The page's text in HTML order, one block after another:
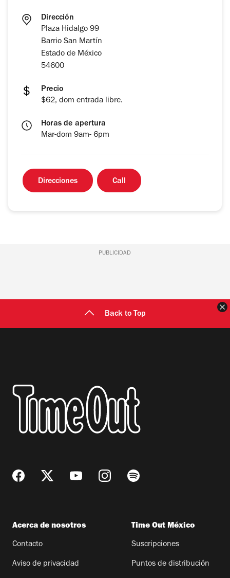
Dirección
Plaza Hidalgo 99
Barrio San Martín
Estado de México
54600
Precio
$62, dom entrada libre.
Horas de apertura
Mar-dom 9am- 6pm
Direcciones Call
PUBLICIDAD
Back to Top
Acerca de nosotros
Contacto
Aviso de privacidad
Time Out México
Suscripciones
Puntos de distribución